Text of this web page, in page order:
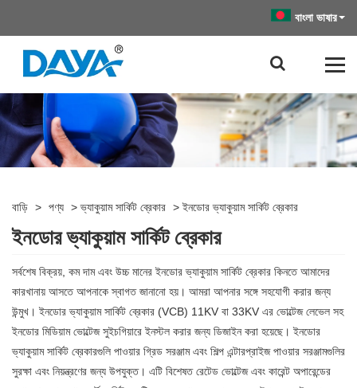
বাংলা ভাষার
বাড়ি > পণ্য >ভ্যাকুয়াম সার্কিট ব্রেকার >ইনডোর ভ্যাকুয়াম সার্কিট ব্রেকার
ইনডোর ভ্যাকুয়াম সার্কিট ব্রেকার
সর্বশেষ বিক্রয়, কম দাম এবং উচ্চ মানের ইনডোর ভ্যাকুয়াম সার্কিট ব্রেকার কিনতে আমাদের
কারখানায় আসতে আপনাকে স্বাগত জানানো হয়। আমরা আপনার সঙ্গে সহযোগী করার জন্য
উন্মুখ। ইনডোর ভ্যাকুয়াম সার্কিট ব্রেকার (VCB) 11KV বা 33KV এর ভোল্টেজ লেভেল সহ
ইনডোর মিডিয়াম ভোল্টেজ সুইচগিয়ারে ইনস্টল করার জন্য ডিজাইন করা হয়েছে। ইনডোর
ভ্যাকুয়াম সার্কিট ব্রেকারগুলি পাওয়ার গ্রিড সরঞ্জাম এবং শিল্প এন্টারপ্রাইজ পাওয়ার সরঞ্জামগুলির
সুরক্ষা এবং নিয়ন্ত্রণের জন্য উপযুক্ত। এটি বিশেষত রেটেড ভোল্টেজ এবং কারেন্ট অপারেন্ডের